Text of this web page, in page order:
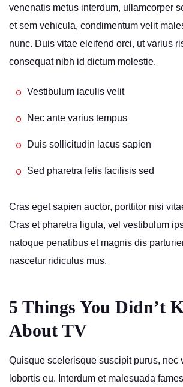
venenatis metus interdum, ullamcorper
et sem vehicula, condimentum velit
nunc. Duis vitae eleifend orci, ut varius
consequat nibh id dictum molestie.
Vestibulum iaculis velit
Nec ante varius tempus
Duis sollicitudin lacus sapien
Sed pharetra felis facilisis sed
Cras eget sapien auctor, porttitor nisi
Cras et pharetra ligula, vel vestibulum
natoque penatibus et magnis dis
nascetur ridiculus mus.
5 Things You Didn’t
About TV
Quisque scelerisque suscipit purus, nec
lobortis eu. Interdum et malesuada